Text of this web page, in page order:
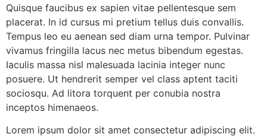
Quisque faucibus ex sapien vitae pellentesque sem
placerat. In id cursus mi pretium tellus duis convallis.
Tempus leo eu aenean sed diam urna tempor. Pulvinar
vivamus fringilla lacus nec metus bibendum egestas.
Iaculis massa nisl malesuada lacinia integer nunc
posuere. Ut hendrerit semper vel class aptent taciti
sociosqu. Ad litora torquent per conubia nostra
inceptos himenaeos.
Lorem ipsum dolor sit amet consectetur adipiscing elit.